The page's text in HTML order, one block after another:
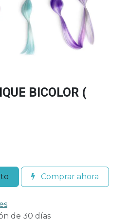
BICOLOR (
Comprar ahora
de 30 días